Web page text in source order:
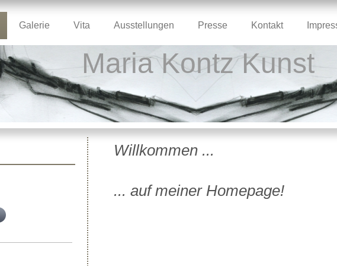
Galerie Vita Ausstellungen Presse Kontakt
Maria Kontz Kunst
Willkommen ...
... auf meiner Homepage!